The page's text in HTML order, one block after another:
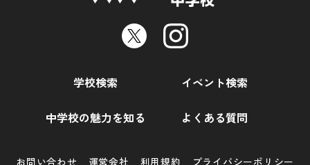
学校検索 イベント検索
中学校の魅力を知る よくある質問
お問い合わせ 運営会社 利用規約 プライバシーポリシー